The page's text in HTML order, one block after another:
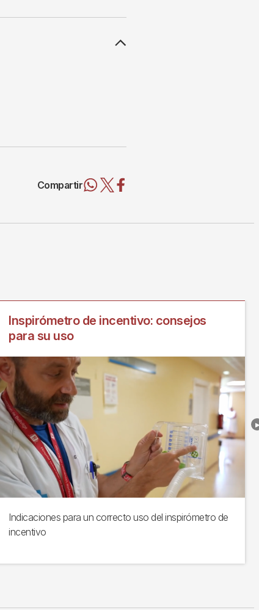
Compartir
Inspirómetro de incentivo: consejos
para su uso
Indicaciones para un correcto uso del inspirómetro de
incentivo